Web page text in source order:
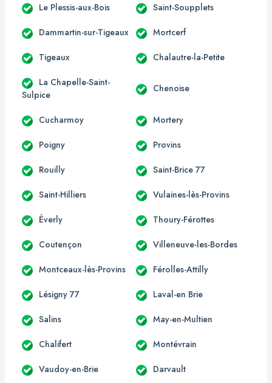
Le Plessis-aux-Bois Saint-Soupplets
Dammartin-sur-Tigeaux Mortcerf
Tigeaux Chalautre-la-Petite
La Chapelle-Saint-
Sulpice
Chenoise
Cucharmoy Mortery
Poigny Provins
Rouilly Saint-Brice 77
Saint-Hilliers Vulaines-lès-Provins
Éverly Thoury-Férottes
Coutençon Villeneuve-les-Bordes
Montceaux-lès-Provins Férolles-Attilly
Lésigny 77 Laval-en Brie
Salins May-en-Multien
Chalifert Montévrain
Vaudoy-en-Brie Darvault